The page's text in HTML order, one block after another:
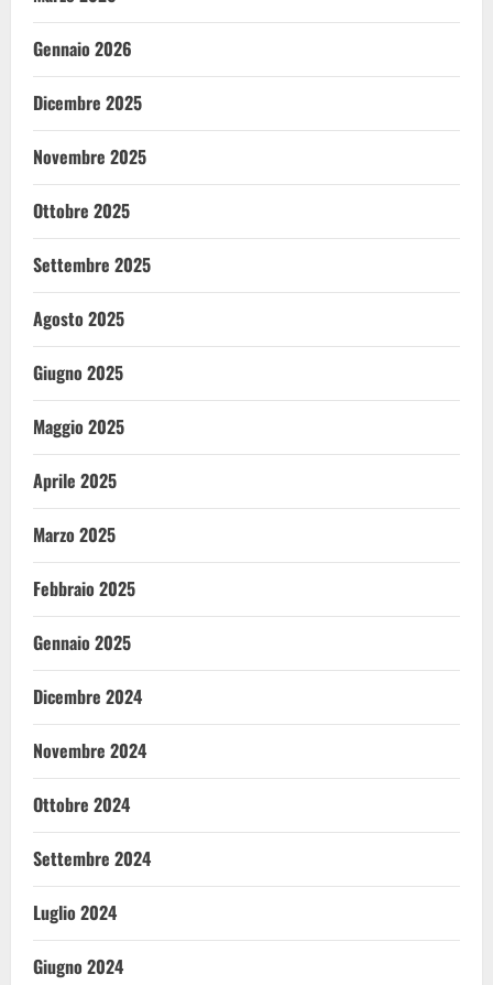
Gennaio 2026
Dicembre 2025
Novembre 2025
Ottobre 2025
Settembre 2025
Agosto 2025
Giugno 2025
Maggio 2025
Aprile 2025
Marzo 2025
Febbraio 2025
Gennaio 2025
Dicembre 2024
Novembre 2024
Ottobre 2024
Settembre 2024
Luglio 2024
Giugno 2024